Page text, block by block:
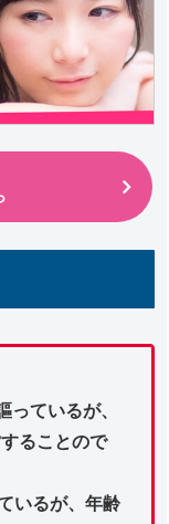
っているが、
ることので
いるが、年齢